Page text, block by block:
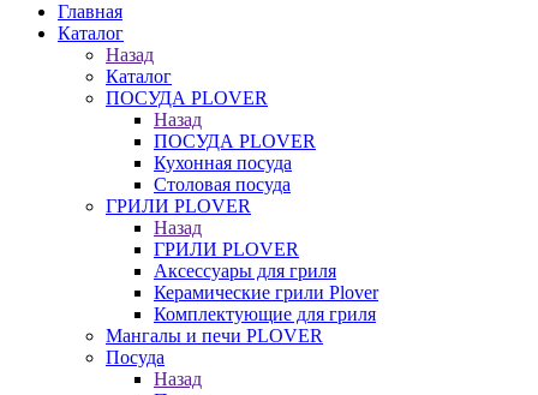
Главная
Каталог
Назад
Каталог
ПОСУДА PLOVER
Назад
ПОСУДА PLOVER
Кухонная посуда
Столовая посуда
ГРИЛИ PLOVER
Назад
ГРИЛИ PLOVER
Аксессуары для гриля
Керамические грили Plover
Комплектующие для гриля
Мангалы и печи PLOVER
Посуда
Назад